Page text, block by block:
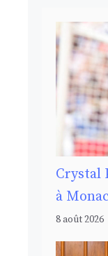
Crystal
à
8 août 2026